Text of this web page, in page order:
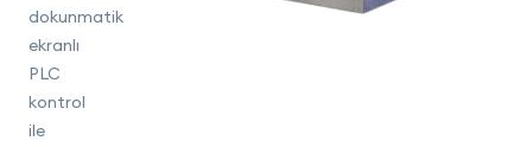
dokunmatik
ekranlı
PLC
kontrol
ile